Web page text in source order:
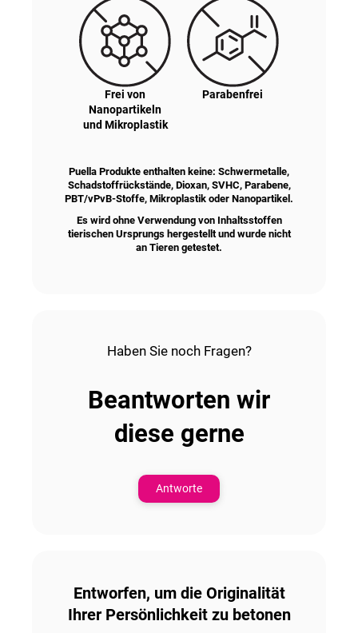
Frei von
Nanopartikeln
und Mikroplastik
Parabenfrei
Puella Produkte enthalten keine: Schwermetalle,
Schadstoffrückstände, Dioxan, SVHC, Parabene,
PBT/vPvB-Stoffe, Mikroplastik oder Nanopartikel.
Es wird ohne Verwendung von Inhaltsstoffen
tierischen Ursprungs hergestellt und wurde nicht
an Tieren getestet.
Haben Sie noch Fragen?
Beantworten wir
diese gerne
Antworte
Entworfen, um die Originalität
Ihrer Persönlichkeit zu betonen